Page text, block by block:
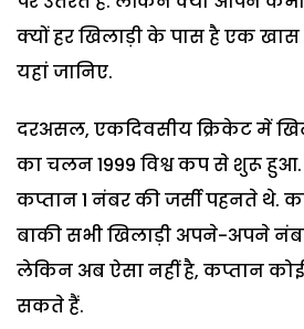
क्यों हर खिलाड़ी के पास है एक खास
यहां जानिए.
दरअसल, एकदिवसीय क्रिकेट में
का चलन 1999 विश्व कप से शुरू हुआ.
कप्तान 1 नंबर की जर्सी पहनते थे.
बाकी सभी खिलाड़ी अपने-अपने
लेकिन अब ऐसा नहीं है, कप्तान
सकते हैं.